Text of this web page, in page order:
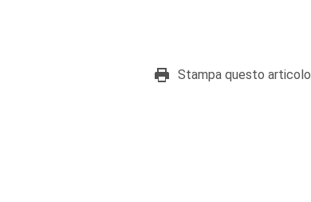
Stampa questo articolo